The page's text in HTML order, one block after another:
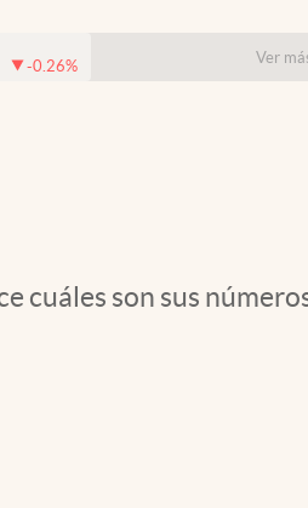
-0.26% Ver
cuáles son sus